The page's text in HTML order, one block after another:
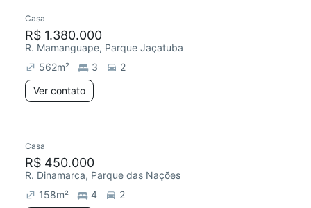
Casa
R$ 1.380.000
R. Mamanguape, Parque Jaçatuba
562m² 3
2
Ver contato
Casa
R$ 450.000
R. Dinamarca, Parque das Nações
158m² 4
2